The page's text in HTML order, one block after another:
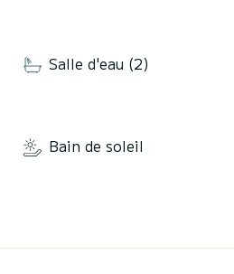
Salle d'eau (2)
Bain de soleil